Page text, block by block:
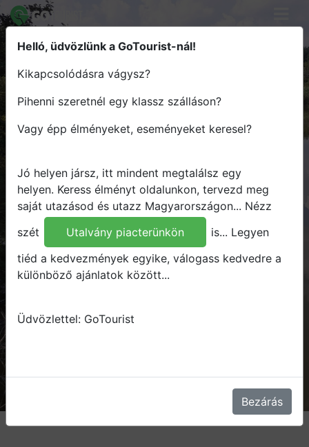
Helló, üdvözlünk a GoTourist-nál!
Kikapcsolódásra vágysz?
Pihenni szeretnél egy klassz szálláson?
Vagy épp élményeket, eseményeket keresel?
Jó helyen jársz, itt mindent megtalálsz egy
helyen. Keress élményt oldalunkon, tervezd meg
saját utazásod és utazz Magyarországon... Nézz
szét
Utalvány piacterünkön is... Legyen
tiéd a kedvezmények egyike, válogass kedvedre a
különböző ajánlatok között...
Üdvözlettel: GoTourist
Bezárás
Keress élményt - Tervezz útvonalat
- Utazz Magyarországon
Hova
Bármit
Keresés
404-es hiba!